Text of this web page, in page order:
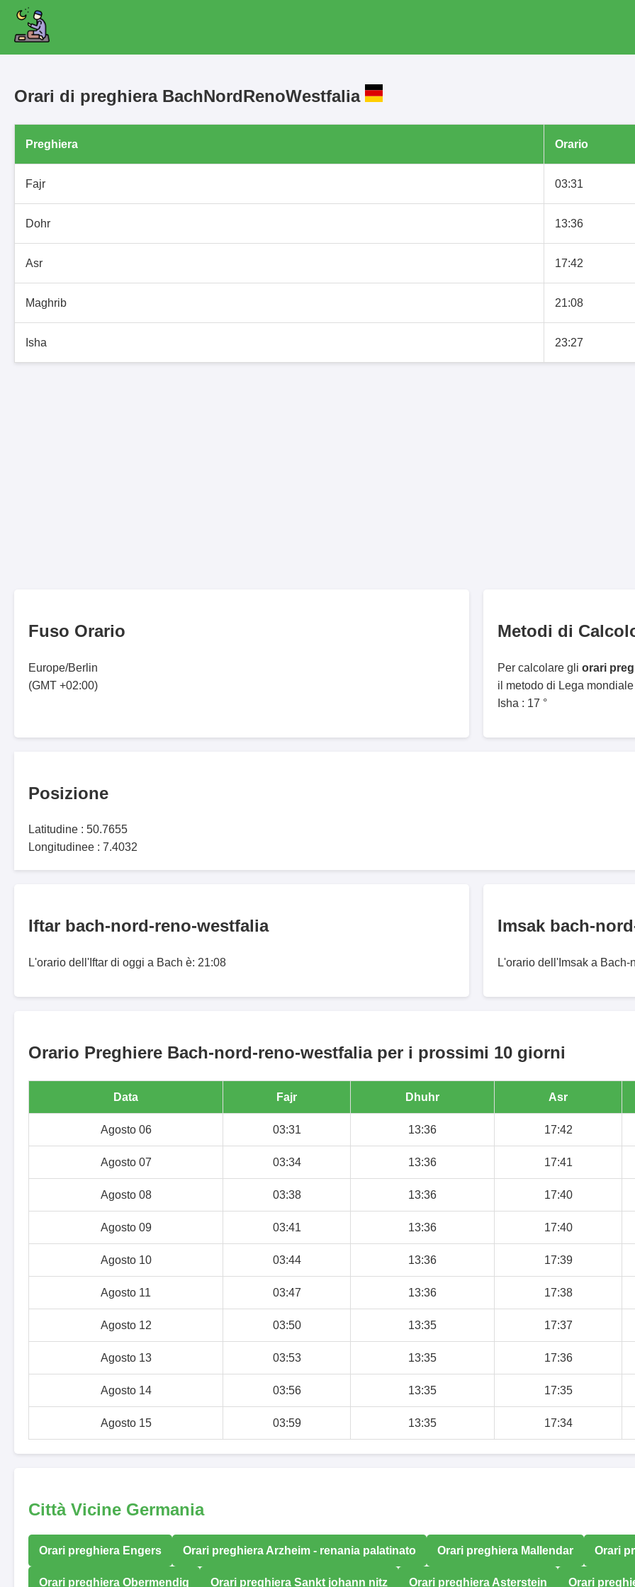
Orari di preghiera BachNordRenoWestfalia
Preghiera Orario
Fajr 03:31
Dohr 13:36
Asr 17:42
Maghrib 21:08
Isha 23:27
Fuso Orario
Europe/Berlin
(GMT +02:00)
Metodi di
Per calcolare gli orari
il metodo di Lega
Isha : 17 °
Posizione
Latitudine : 50.7655
Longitudinee : 7.4032
Iftar bach-nord-reno-westfalia
L'orario dell'Iftar di oggi a Bach è: 21:08
Imsak bach-
L'orario dell'Imsak a
Orario Preghiere Bach-nord-reno-westfalia per i prossimi 10 giorni
Data Fajr Dhuhr Asr
Agosto 06 03:31 13:36 17:42
Agosto 07 03:34 13:36 17:41
Agosto 08 03:38 13:36 17:40
Agosto 09 03:41 13:36 17:40
Agosto 10 03:44 13:36 17:39
Agosto 11 03:47 13:36 17:38
Agosto 12 03:50 13:35 17:37
Agosto 13 03:53 13:35 17:36
Agosto 14 03:56 13:35 17:35
Agosto 15 03:59 13:35 17:34
Città Vicine Germania
Orari preghiera Engers Orari preghiera Arzheim - renania palatinato Orari preghiera Mallendar Orari
Orari preghiera Obermendig Orari preghiera Sankt johann nitz Orari preghiera Asterstein Orari